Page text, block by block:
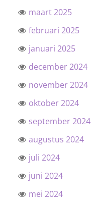
maart 2025
februari 2025
januari 2025
december 2024
november 2024
oktober 2024
september 2024
augustus 2024
juli 2024
juni 2024
mei 2024